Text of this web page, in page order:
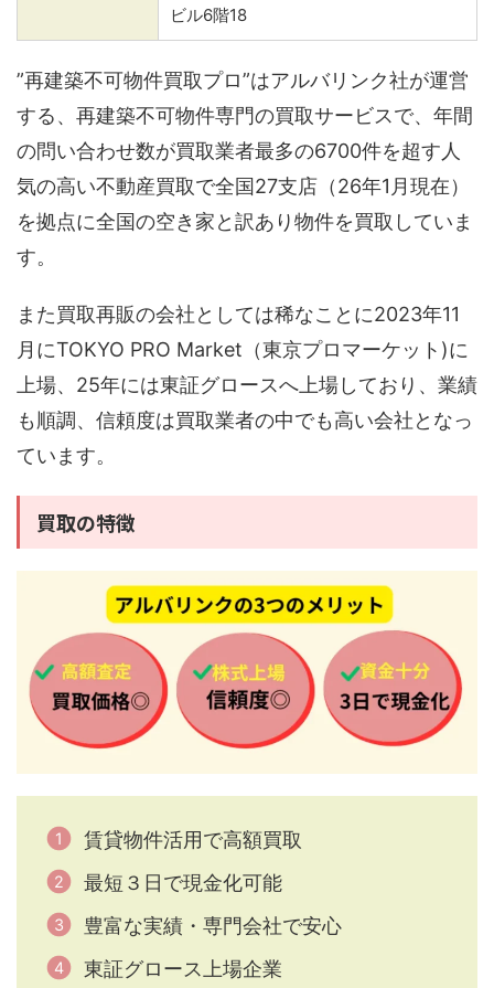
ビル6階18
”再建築不可物件買取プロ”はアルバリンク社が運営
する、再建築不可物件専門の買取サービスで、年間
の問い合わせ数が買取業者最多の6700件を超す人
気の高い不動産買取で全国27支店（26年1月現在）
を拠点に全国の空き家と訳あり物件を買取していま
す。
また買取再販の会社としては稀なことに2023年11
月にTOKYO PRO Market（東京プロマーケット)に
上場、25年には東証グロースへ上場しており、業績
も順調、信頼度は買取業者の中でも高い会社となっ
ています。
買取の特徴
賃貸物件活用で高額買取
最短３日で現金化可能
豊富な実績・専門会社で安心
東証グロース上場企業